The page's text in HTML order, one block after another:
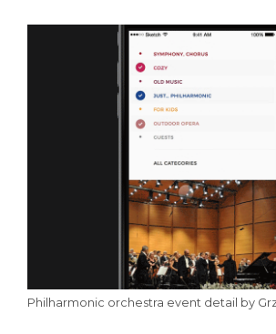
Philharmonic orchestra event detail by